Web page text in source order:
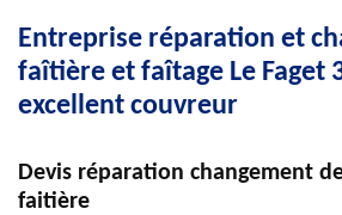
Entreprise réparation et
faîtière et faîtage Le Faget
excellent couvreur
Devis réparation changement
faitière